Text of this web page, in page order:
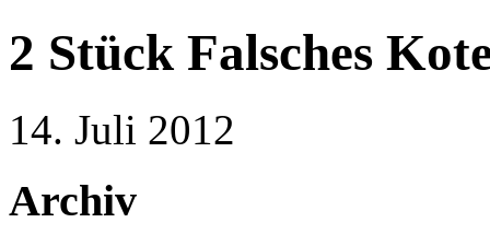
2 Stück Falsches
14. Juli 2012
Archiv